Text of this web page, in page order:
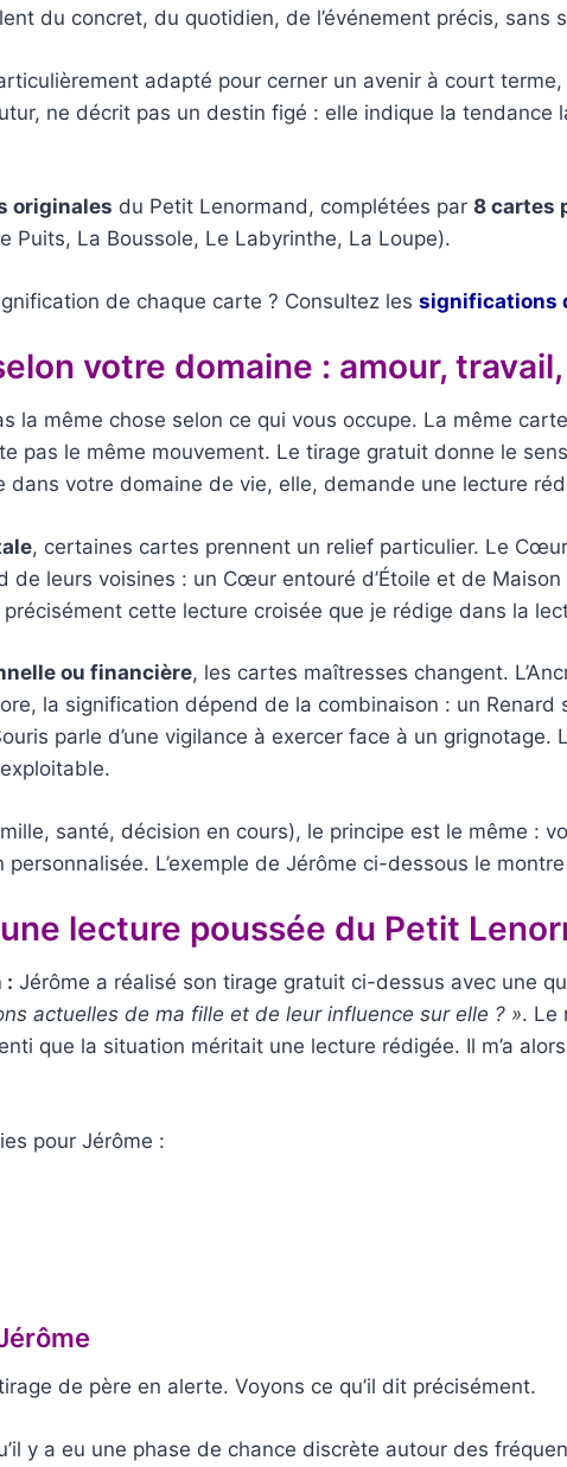
du concret, du quotidien, de l’événement précis, sans
adapté pour cerner un avenir à court
ne décrit pas un destin figé : elle indique la tendance
originales du Petit Lenormand, complétées par 8 cartes
Puits, La Boussole, Le Labyrinthe, La Loupe).
de chaque carte ? Consultez les significations
votre domaine : amour,
la même chose selon ce qui vous occupe. La même
pas le même mouvement. Le tirage gratuit donne le
dans votre domaine de vie, elle, demande une lecture
, certaines cartes prennent un relief particulier. Le
de leurs voisines : un Cœur entouré d’Étoile et de
précisément cette lecture croisée que je rédige dans la
ou financière, les cartes maîtresses changent.
la signification dépend de la combinaison : un Renard
parle d’une vigilance à exercer face à un
santé, décision en cours), le principe est le même :
personnalisée. L’exemple de Jérôme ci-dessous le
lecture poussée du Petit
: Jérôme a réalisé son tirage gratuit ci-dessus avec une
actuelles de ma fille et de leur influence sur elle ? ». Le
que la situation méritait une lecture rédigée. Il m’a
pour Jérôme :
de père en alerte. Voyons ce qu’il dit précisément.
y a eu une phase de chance discrète autour des